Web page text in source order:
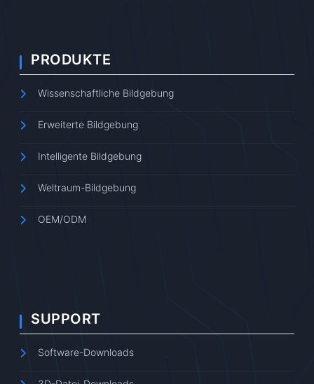
PRODUKTE
Wissenschaftliche Bildgebung
Erweiterte Bildgebung
Intelligente Bildgebung
Weltraum-Bildgebung
OEM/ODM
SUPPORT
Software-Downloads